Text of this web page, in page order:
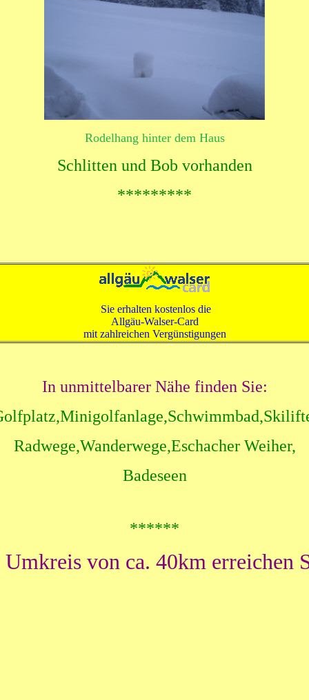
Rodelhang hinter dem Haus
Schlitten und Bob vorhanden
*********
Sie erhalten kostenlos die
Allgäu-Walser-Card
mit zahlreichen Vergünstigungen
In unmittelbarer Nähe finden Sie:
Radwege,Wanderwege,Eschacher Weiher,
Badeseen
******
von ca. 40km erreichen